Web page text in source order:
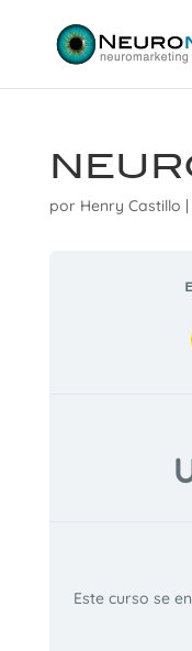
por Henry Castillo |
Este curso se